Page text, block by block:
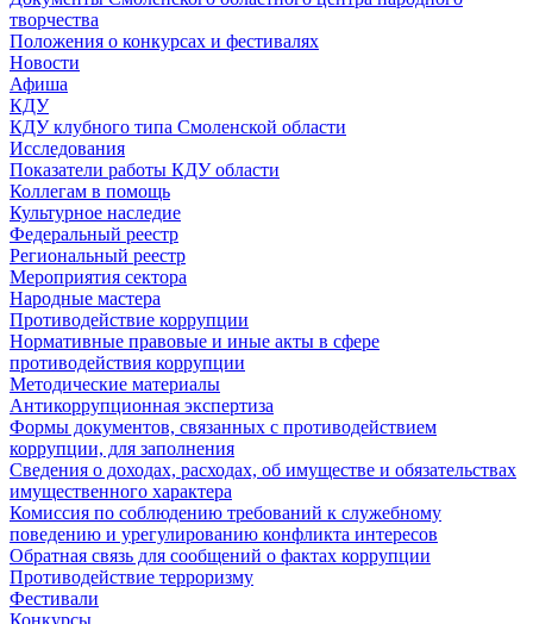
творчества
Положения о конкурсах и фестивалях
Новости
Афиша
КДУ
КДУ клубного типа Смоленской области
Исследования
Показатели работы КДУ области
Коллегам в помощь
Культурное наследие
Федеральный реестр
Региональный реестр
Мероприятия сектора
Народные мастера
Противодействие коррупции
Нормативные правовые и иные акты в сфере
противодействия коррупции
Методические материалы
Антикоррупционная экспертиза
Формы документов, связанных с противодействием
коррупции, для заполнения
Сведения о доходах, расходах, об имуществе и обязательствах
имущественного характера
Комиссия по соблюдению требований к служебному
поведению и урегулированию конфликта интересов
Обратная связь для сообщений о фактах коррупции
Противодействие терроризму
Фестивали
Конкурсы